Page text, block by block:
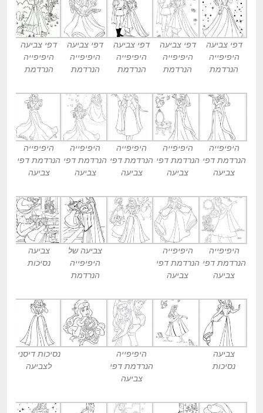
דפי צביעה
היפיפייה
הנרדמת
דפי צביעה
היפיפייה
הנרדמת
דפי צביעה
היפיפייה
הנרדמת
דפי צביעה
היפיפייה
הנרדמת
דפי צביעה
היפיפייה
הנרדמת
היפיפייה
הנרדמת דפי
צביעה
היפיפייה
הנרדמת דפי
צביעה
היפיפייה
הנרדמת דפי
צביעה
היפיפייה
הנרדמת דפי
צביעה
היפיפייה
הנרדמת דפי
צביעה
היפיפייה
הנרדמת דפי
צביעה
היפיפייה
הנרדמת דפי
צביעה
צביעה של
היפיפייה
הנרדמת
צביעה
נסיכות
צביעה
נסיכות
היפיפייה
הנרדמת דפי
צביעה
נסיכות דיסני
לצביעה